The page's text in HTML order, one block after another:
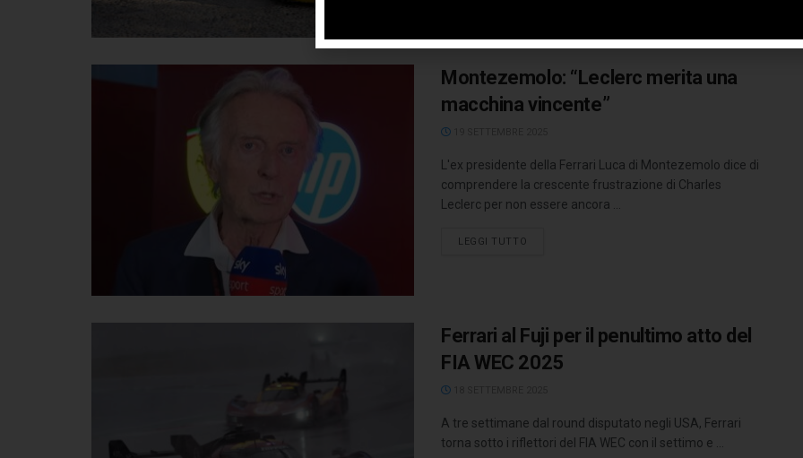
Montezemolo: “Leclerc merita una
macchina vincente”
L'ex presidente della Ferrari Luca di Montezemolo dice di
comprendere la crescente frustrazione di Charles
Leclerc per non essere ancora ...
LEGGI TUTTO
Ferrari al Fuji per il penultimo atto del
FIA WEC 2025
A tre settimane dal round disputato negli USA, Ferrari
torna sotto i riflettori del FIA WEC con il settimo e ...